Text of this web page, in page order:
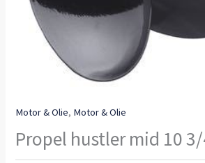
Motor & Olie, Motor & Olie
Propel hustler mid 10 3/